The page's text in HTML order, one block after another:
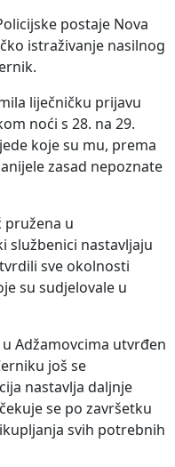
postaje Nova
istraživanje nasilnog
liječničku prijavu
noći s 28. na 29.
koje su mu, prema
zasad nepoznate
pružena u
službenici nastavljaju
sve okolnosti
su sudjelovale u
Adžamovcima utvrđen
još se
nastavlja daljnje
se po završetku
svih potrebnih